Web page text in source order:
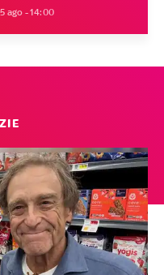
ago - 14:00